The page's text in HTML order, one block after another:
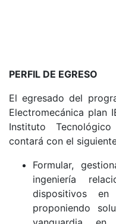
PERFIL DE EGRESO
El egresado del
Electromecánica plan
Instituto
contará con el
Formular,
ingeniería
dispositivos en
proponiendo